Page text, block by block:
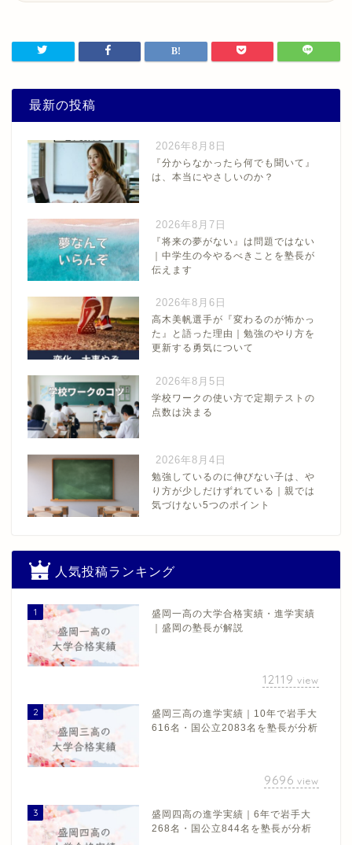
最新の投稿
2026年8月8日
『分からなかったら何でも聞いて』
は、本当にやさしいのか？
2026年8月7日
『将来の夢がない』は問題ではない
｜中学生の今やるべきことを塾長が
伝えます
2026年8月6日
高木美帆選手が『変わるのが怖かっ
た』と語った理由｜勉強のやり方を
更新する勇気について
2026年8月5日
学校ワークの使い方で定期テストの
点数は決まる
2026年8月4日
勉強しているのに伸びない子は、や
り方が少しだけずれている｜親では
気づけない5つのポイント
人気投稿ランキング
1
盛岡一高の大学合格実績・進学実績
｜盛岡の塾長が解説
12119 view
2
盛岡三高の進学実績｜10年で岩手大
616名・国公立2083名を塾長が分析
9696 view
3
盛岡四高の進学実績｜6年で岩手大
268名・国公立844名を塾長が分析